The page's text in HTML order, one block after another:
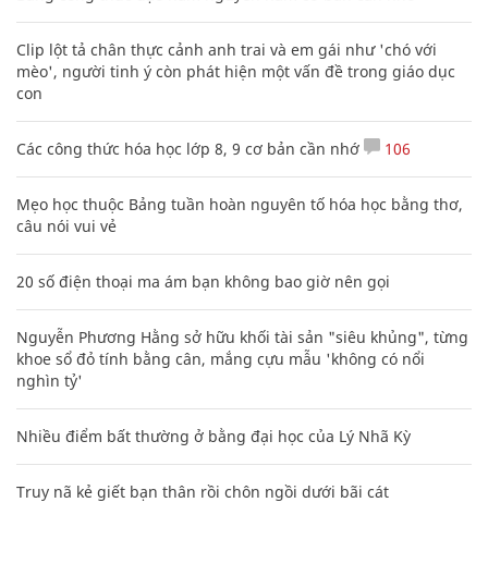
Clip lột tả chân thực cảnh anh trai và em gái như 'chó với
mèo', người tinh ý còn phát hiện một vấn đề trong giáo dục
con
Các công thức hóa học lớp 8, 9 cơ bản cần nhớ 106
Mẹo học thuộc Bảng tuần hoàn nguyên tố hóa học bằng thơ,
câu nói vui vẻ
20 số điện thoại ma ám bạn không bao giờ nên gọi
Nguyễn Phương Hằng sở hữu khối tài sản "siêu khủng", từng
khoe sổ đỏ tính bằng cân, mắng cựu mẫu 'không có nổi
nghìn tỷ'
Nhiều điểm bất thường ở bằng đại học của Lý Nhã Kỳ
Truy nã kẻ giết bạn thân rồi chôn ngồi dưới bãi cát